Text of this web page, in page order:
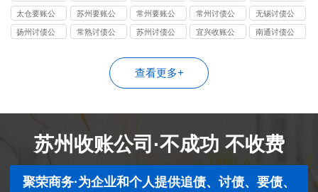
进公司
北公司
楼公司
宁公司
通公司
太仓要账公
司
苏州要账公
司
常州要账公
司
常州讨债公
司
无锡讨债公
司
扬州讨债公
常熟讨债公
苏州讨债公
宜兴收账公
南通讨债公
查看更多+
苏州收账公司·不成功 不收费
聚荣商务·为企业和个人提供追债、讨债、要债、